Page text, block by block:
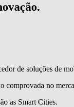
de soluções de
comprovada no
as Smart Cities.